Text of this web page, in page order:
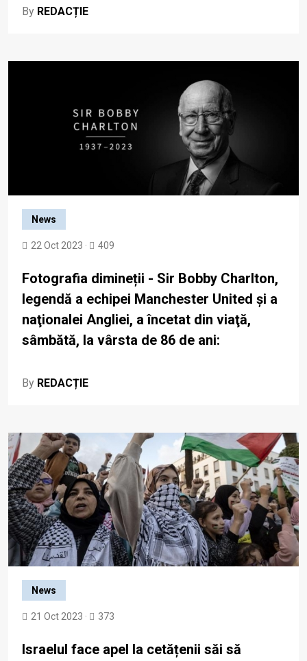
By REDACȚIE
News
22 Oct 2023 · 409
Fotografia dimineții - Sir Bobby Charlton,
legendă a echipei Manchester United şi a
naţionalei Angliei, a încetat din viaţă,
sâmbătă, la vârsta de 86 de ani:
By REDACȚIE
News
21 Oct 2023 · 373
Israelul face apel la cetățenii săi să